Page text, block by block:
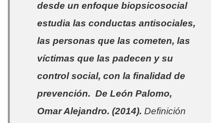
desde un enfoque biopsicosocial
estudia las conductas antisociales,
las personas que las cometen, las
víctimas que las padecen y su
control social, con la finalidad de
prevención. De León Palomo,
Omar Alejandro. (2014). Definición